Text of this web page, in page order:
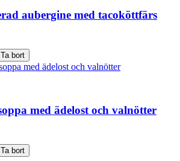
aubergine med tacoköttfärs
Ta bort
med ädelost och valnötter
Ta bort